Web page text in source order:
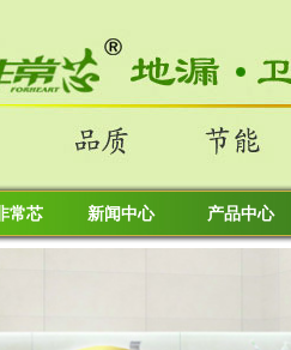
常芯 新闻中心 产品中心